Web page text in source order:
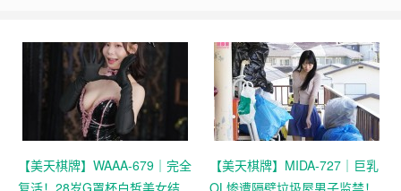
【美天棋牌】WAAA-679｜完全
【美天棋牌】MIDA-727｜巨乳